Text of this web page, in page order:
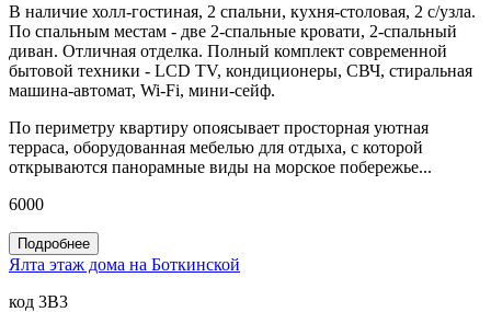
В наличие холл-гостиная, 2 спальни, кухня-столовая, 2 с/узла.
По спальным местам - две 2-спальные кровати, 2-спальный
диван. Отличная отделка. Полный комплект современной
бытовой техники - LCD TV, кондиционеры, СВЧ, стиральная
машина-автомат, Wi-Fi, мини-сейф.
По периметру квартиру опоясывает просторная уютная
терраса, оборудованная мебелью для отдыха, с которой
открываются панорамные виды на морское побережье...
6000
Подробнее
Ялта этаж дома на Боткинской
код 3B3